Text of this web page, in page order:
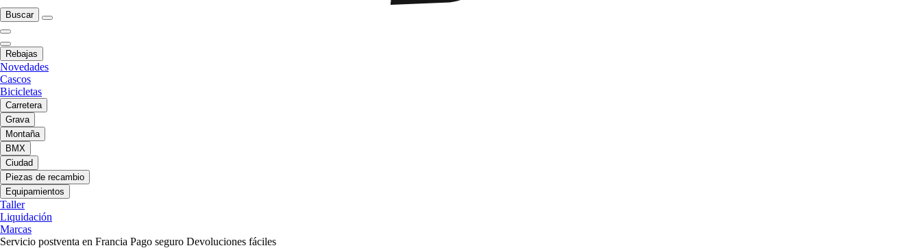
Buscar
Rebajas
Novedades
Cascos
Bicicletas
Carretera
Grava
Montaña
BMX
Ciudad
Piezas de recambio
Equipamientos
Taller
Liquidación
Marcas
Servicio postventa en Francia Pago seguro Devoluciones fáciles